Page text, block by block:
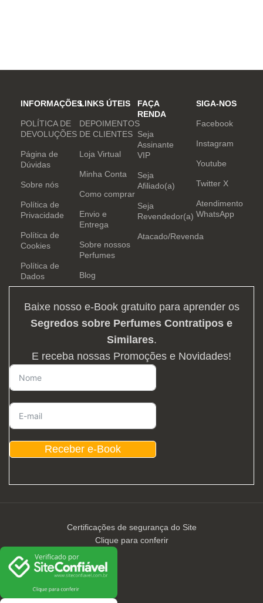
INFORMAÇÕES
POLÍTICA DE
DEVOLUÇÕES
Página de
Dúvidas
Sobre nós
Política de
Privacidade
Política de
Cookies
Política de
Dados
LINKS ÚTEIS
DEPOIMENTOS
DE CLIENTES
Loja Virtual
Minha Conta
Como comprar
Envio e
Entrega
Sobre nossos
Perfumes
Blog
FAÇA
RENDA
Seja
Assinante
VIP
Seja
Afiliado(a)
Seja
Revendedor(a)
Atacado/Revenda
SIGA-NOS
Facebook
Instagram
Youtube
Twitter X
Atendimento
WhatsApp
Baixe nosso e-Book gratuito para aprender os
Segredos sobre Perfumes Contratipos e
Similares.
E receba nossas Promoções e Novidades!
Receber e-Book
Certificações de segurança do Site
Clique para conferir